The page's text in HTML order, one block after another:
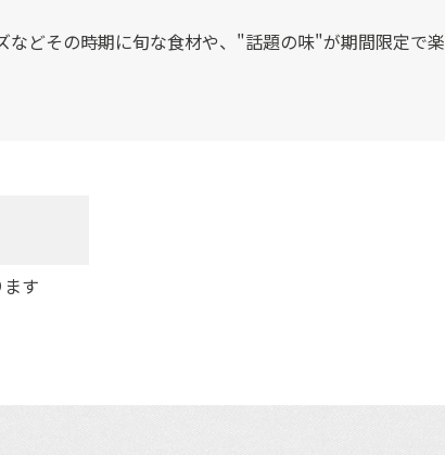
などその時期に旬な食材や、"話題の味"が期間限定で楽
す